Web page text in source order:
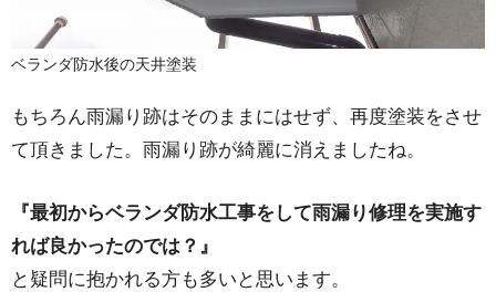
ベランダ防水後の天井塗装
もちろん雨漏り跡はそのままにはせず、再度塗装をさせ
て頂きました。雨漏り跡が綺麗に消えましたね。
『最初からベランダ防水工事をして雨漏り修理を実施す
れば良かったのでは？』
と疑問に抱かれる方も多いと思います。